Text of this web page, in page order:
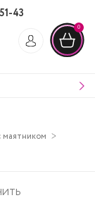
43
0
маятником